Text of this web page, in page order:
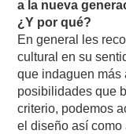
a la nueva
¿Y por qué?
En general les
cultural en su
que indaguen más
posibilidades que
criterio, podemos
el diseño así como